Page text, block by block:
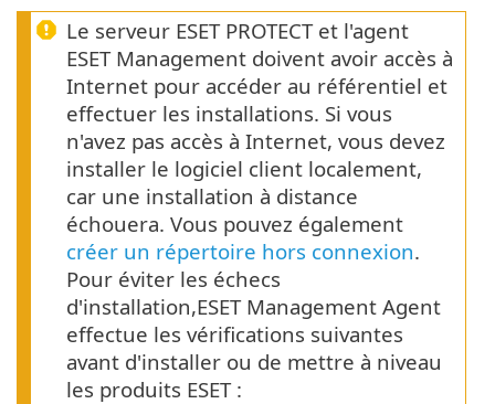
Le serveur ESET PROTECT et l'agent
ESET Management doivent avoir accès à
Internet pour accéder au référentiel et
effectuer les installations. Si vous
n'avez pas accès à Internet, vous devez
installer le logiciel client localement,
car une installation à distance
échouera. Vous pouvez également
créer un répertoire hors connexion.
Pour éviter les échecs
d'installation,ESET Management Agent
effectue les vérifications suivantes
avant d'installer ou de mettre à niveau
les produits ESET :